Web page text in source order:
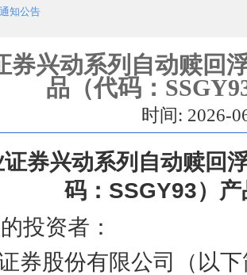
通知公告
券兴动系列自动赎回
品（代码：
时间: 2026-
券兴动系列自动赎回
码： SSGY93）
投资者：
券股份有限公司（以下